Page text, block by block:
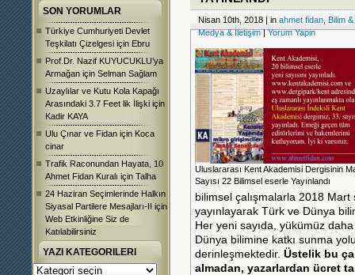
SON YORUMLAR
Türkiye Cumhuriyeti Devlet
Teşkilatı Çizelgesi için Ebru
Prof.Dr. Nazif KUYUCUKLU’ya
Armağan için Selman Sağlam
Uzaylılar ve Kutu Kola Kapağı
Arasındaki 3.7 Feet lik İlişki için
Kadir KAYA
Ulu Çınar ve Fidan için Koca
cinar
Trafik Raconundan Hayata, 10
Ahmet Fidan Kuralı için Talha
24 Haziran Seçimlerinde Halkın
Siyasal Partilere Mesajları-II için
Web Etkinliğine Siz de
Katılabilirsiniz
YAZI KATEGORILERI
Yazı
Nisan 10th, 2018 | in ahmet fidan Bilim
Medya & İletişim|Yorum Yapin
Uluslararası Kent Akademisi Dergisinin
Sayısı 22 Bilimsel eserle Yayınlandı
bilimsel çalışmalarla 2018 Mart
yayınlayarak Türk ve Dünya
Her yeni sayıda, yükümüz
Dünya bilimine katkı sunma
derinleşmektedir. Üstelik bu
almadan, yazarlardan ücret